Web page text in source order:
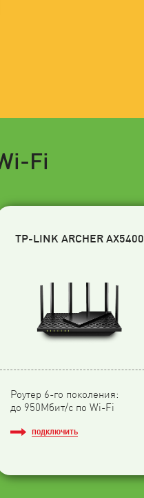
Fi
TP-LINK ARCHER AX5400
Роутер 6-го поколения:
до 950Мбит/с по Wi-Fi
ПОДКЛЮЧИТЬ